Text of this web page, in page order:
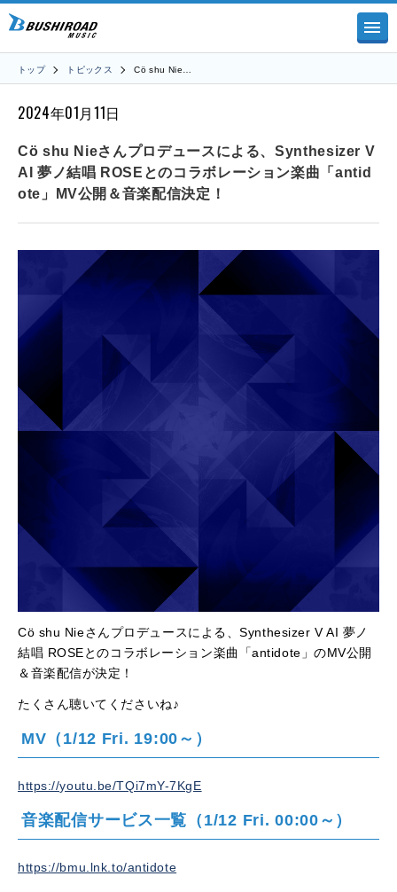
トップ トピックス Cö shu Nie…
2024年01月11日
Cö shu Nieさんプロデュースによる、Synthesizer V
AI 夢ノ結唱 ROSEとのコラボレーション楽曲「antid
ote」MV公開＆音楽配信決定！
Cö shu Nieさんプロデュースによる、Synthesizer V AI 夢ノ
結唱 ROSEとのコラボレーション楽曲「antidote」のMV公開
＆音楽配信が決定！
たくさん聴いてくださいね♪
MV （1/12 Fri. 19:00～）
https://youtu.be/TQi7mY-7KgE
音楽配信サービス一覧（1/12 Fri. 00:00～）
https://bmu.lnk.to/antidote